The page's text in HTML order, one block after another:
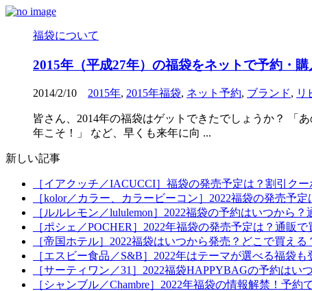
福袋について
2015年（平成27年）の福袋をネットで予約・購
2014/2/10 2015年, 2015年福袋, ネット予約, ブランド, リ
皆さん、2014年の福袋はゲットできたでしょうか？ 「
年こそ！」 など、早くも来年に向 ...
新しい記事
［イアクッチ／IACUCCI］福袋の発売予定は？割引ク
［kolor／カラー、カラービーコン］2022福袋の発売予
［ルルレモン／lululemon］2022福袋の予約はいつから
［ポシェ／POCHER］2022年福袋の発売予定は？通販
［帝国ホテル］2022福袋はいつから発売？どこで買え
［エスビー食品／S&B］2022年はテーマが選べる福
［サーティワン／31］2022福袋HAPPYBAGの予約はい
［シャンブル／Chambre］2022年福袋の情報解禁！予